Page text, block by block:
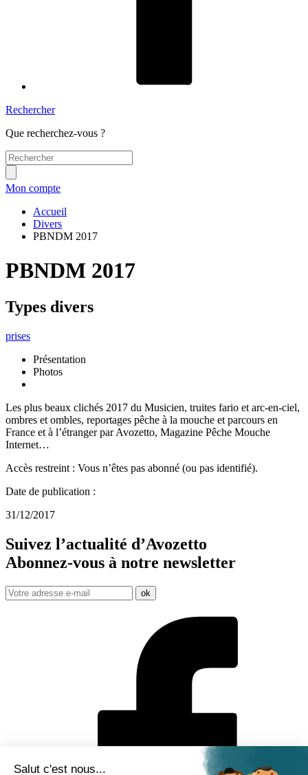
Rechercher
Que recherchez-vous ?
Mon compte
Accueil
Divers
PBNDM 2017
PBNDM 2017
Types divers
prises
Présentation
Photos
Les plus beaux clichés 2017 du Musicien, truites fario et arc-en-ciel,
ombres et ombles, reportages pêche à la mouche et parcours en
France et à l’étranger par Avozetto, Magazine Pêche Mouche
Internet…
Accès restreint : Vous n’êtes pas abonné (ou pas identifié).
Date de publication :
31/12/2017
Suivez l’actualité d’Avozetto
Abonnez-vous à notre newsletter